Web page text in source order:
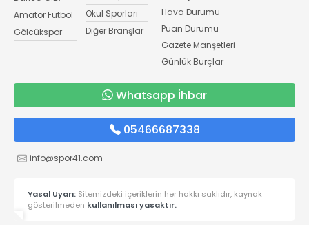
Amatör Futbol
Gölcükspor
Okul Sporları
Diğer Branşlar
Hava Durumu
Puan Durumu
Gazete Manşetleri
Günlük Burçlar
Whatsapp İhbar
05466687338
info@spor41.com
Yasal Uyarı: Sitemizdeki içeriklerin her hakkı saklıdır, kaynak
gösterilmeden kullanılması yasaktır.